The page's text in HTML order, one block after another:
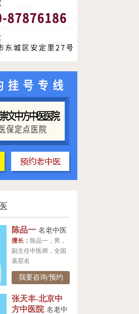
陈品一 名老中医
擅长： 陈品一，男，
副主任中医师，全国
基层名
我要咨询/预约
张天丰-北京中
方中医院 名老中